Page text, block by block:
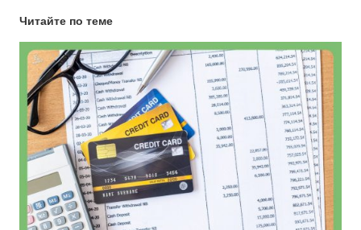
Читайте по теме